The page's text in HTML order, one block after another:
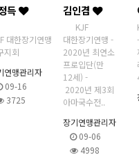
득
대한장기연맹
지회
연맹관리자
09-16
3725
김인겸
KJF
대한장기연맹 -
2020년 최연소
프로입단(만
12세) -
2020년 제3회
아마국수전..
장기연맹관리자
09-06
4998